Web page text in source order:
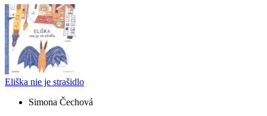
Eliška nie je strašidlo
Simona Čechová